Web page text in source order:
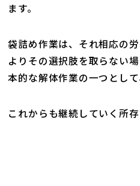
ます。
袋詰め作業は、それ相応の
よりその選択肢を取らない
本的な解体作業の一つとして
これからも継続していく所存